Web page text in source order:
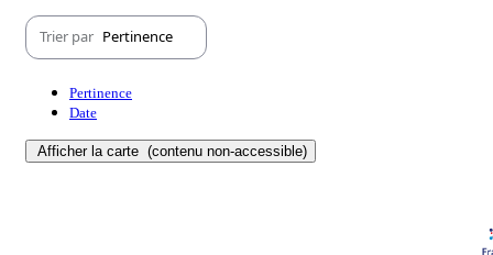
Trier par Pertinence
Pertinence
Date
Afficher la carte (contenu non-accessible)